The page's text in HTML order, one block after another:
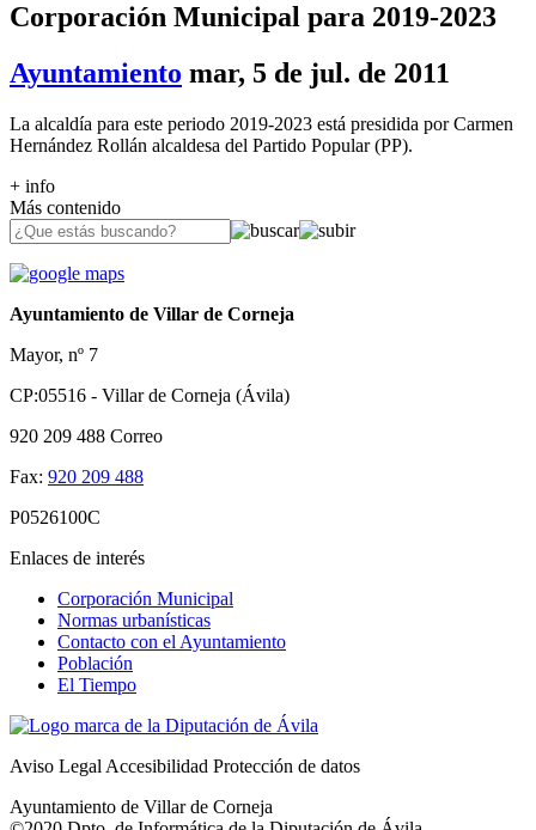
Corporación Municipal para 2019-2023
Ayuntamiento mar, 5 de jul. de 2011
La alcaldía para este periodo 2019-2023 está presidida por Carmen
Hernández Rollán alcaldesa del Partido Popular (PP).
+ info
Más contenido
Ayuntamiento de Villar de Corneja
Mayor, nº 7
CP:05516 - Villar de Corneja (Ávila)
920 209 488 Correo
Fax: 920 209 488
P0526100C
Enlaces de interés
Corporación Municipal
Normas urbanísticas
Contacto con el Ayuntamiento
Población
El Tiempo
Aviso Legal Accesibilidad Protección de datos
Ayuntamiento de Villar de Corneja